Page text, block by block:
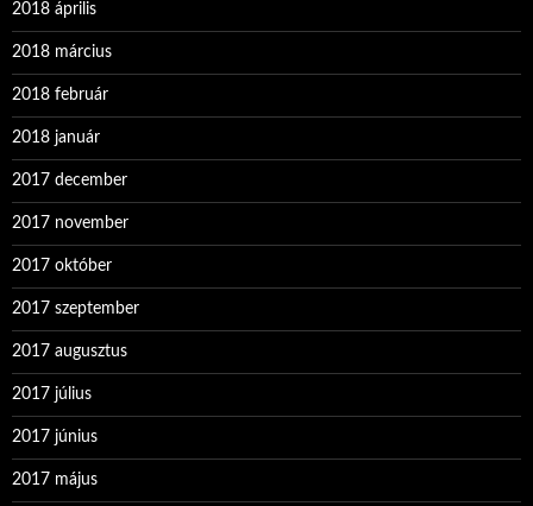
2018 április
2018 március
2018 február
2018 január
2017 december
2017 november
2017 október
2017 szeptember
2017 augusztus
2017 július
2017 június
2017 május